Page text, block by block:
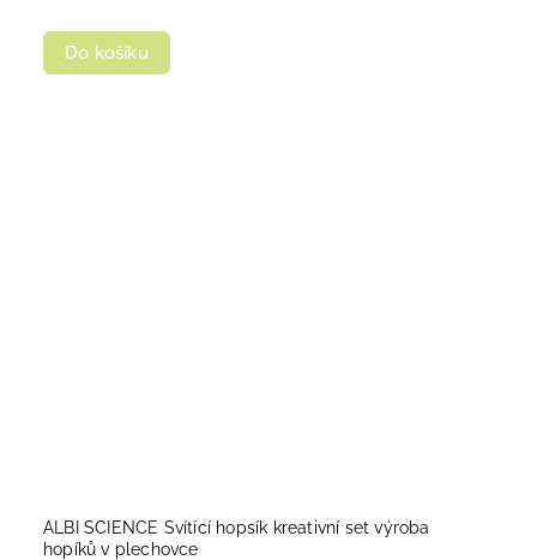
Do košíku
ALBI SCIENCE Svítící hopsík kreativní set výroba
hopíků v plechovce